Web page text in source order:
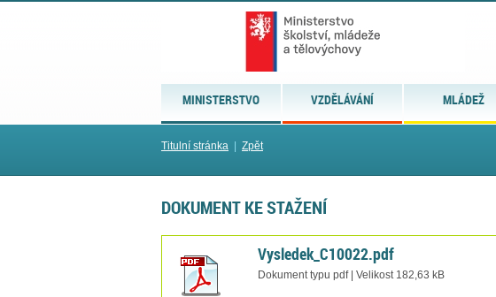
MINISTERSTVO VZDĚLÁVÁNÍ MLÁDEŽ
Titulní stránka Zpět
DOKUMENT KE STAŽENÍ
Vysledek_C10022.pdf
Dokument typu pdf | Velikost 182,63 kB